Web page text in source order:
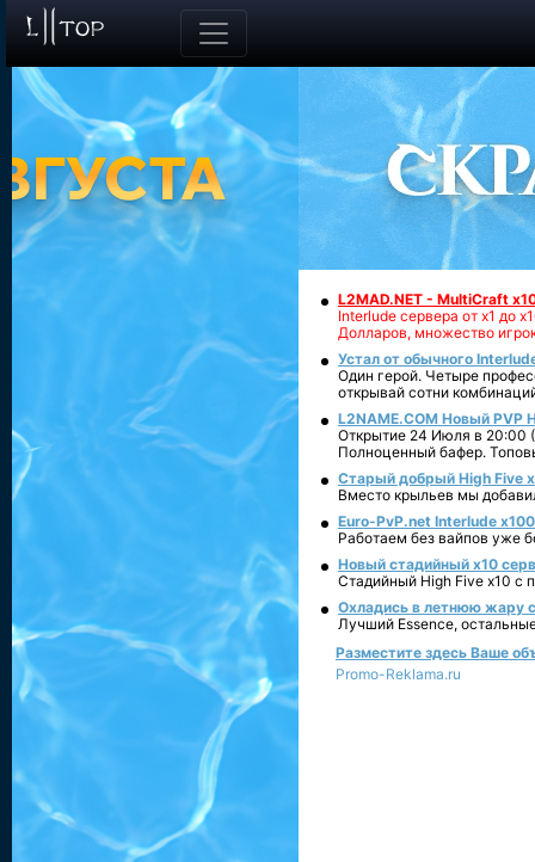
L2MAD.NET - MultiCraft
Interlude сервера от х1 до
Долларов, множество
Устал от обычного
Один герой. Четыре
открывай сотни
L2NAME.COM Новый PVP
Открытие 24 Июля в 20:00
Полноценный бафер.
Старый добрый High Five
Вместо крыльев мы
Euro-PvP.net Interlude
Работаем без вайпов уже
Новый стадийный х10
Стадийный High Five x10 с
Охладись в летнюю жару
Лучший Essence,
Разместите здесь Ваше
Promo-Reklama.ru